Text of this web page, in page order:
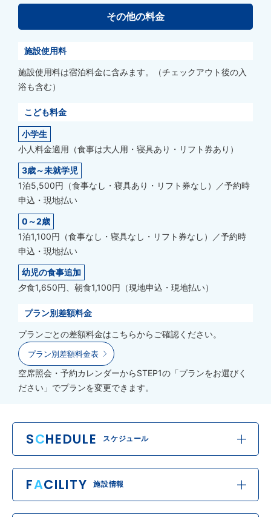
その他の料金
施設使用料
施設使用料は宿泊料金に含みます。（チェックアウト後の入
浴も含む）
こども料金
小学生
小人料金適用（食事は大人用・寝具あり・リフト券あり）
3歳～未就学児
1泊5,500円（食事なし・寝具あり・リフト券なし）／予約時
申込・現地払い
0～2歳
1泊1,100円（食事なし・寝具なし・リフト券なし）／予約時
申込・現地払い
幼児の食事追加
夕食1,650円、朝食1,100円（現地申込・現地払い）
プラン別差額料金
プランごとの差額料金はこちらからご確認ください。
プラン別差額料金表
空席照会・予約カレンダーからSTEP1の「プランをお選びく
ださい」でプランを変更できます。
SCHEDULE スケジュール
FACILITY 施設情報